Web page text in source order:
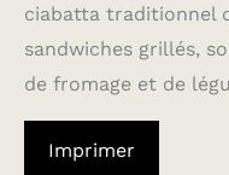
ciabatta traditionnel
sandwiches grillés,
de fromage et de
Imprimer